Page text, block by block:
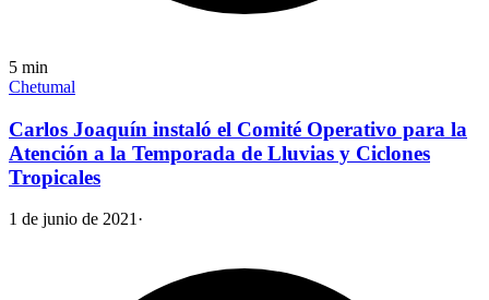
5 min
Chetumal
Carlos Joaquín instaló el Comité Operativo para la
Atención a la Temporada de Lluvias y Ciclones
Tropicales
1 de junio de 2021·